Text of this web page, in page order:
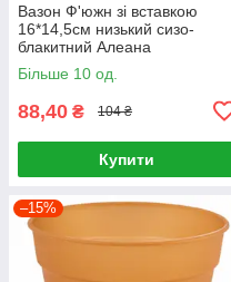
Вазон Ф'южн зі вставкою
16*14,5см низький сизо-
блакитний Алеана
Більше 10 од.
88,40 ₴ 104 ₴
Купити
–15%